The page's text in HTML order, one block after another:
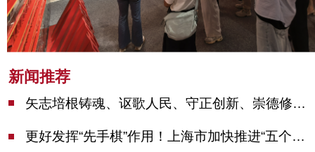
新闻推荐
矢志培根铸魂、讴歌人民、守正创新、崇德修身！这场座谈会上，陈吉宁对全市文化战线提出期望
更好发挥“先手棋”作用！上海市加快推进“五个中心”建设领导小组会议举行